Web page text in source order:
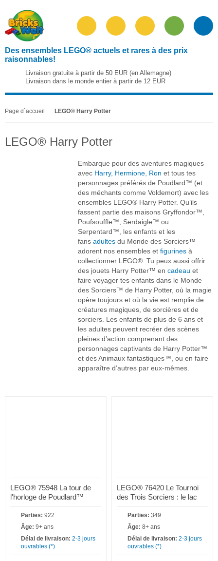
Des ensembles LEGO® actuels et rares à des prix
raisonnables!
Livraison gratuite à partir de 50 EUR (en Allemagne)
Livraison dans le monde entier à partir de 12 EUR
Page d`accueil LEGO® Harry Potter
LEGO® Harry Potter
Embarque pour des aventures magiques
avec Harry, Hermione, Ron et tous tes
personnages préférés de Poudlard™ (et
des méchants comme Voldemort) avec les
ensembles LEGO® Harry Potter. Qu’ils
fassent partie des maisons Gryffondor™,
Poufsouffle™, Serdaigle™ ou
Serpentard™, les enfants et les
fans adultes du Monde des Sorciers™
adorent nos ensembles et figurines à
collectionner LEGO®. Tu peux aussi offrir
des jouets Harry Potter™ en cadeau et
faire voyager tes enfants dans le Monde
des Sorciers™ de Harry Potter, où la magie
opère toujours et où la vie est remplie de
créatures magiques, de sorcières et de
sorciers. Les enfants de plus de 6 ans et
les adultes peuvent recréer des scènes
pleines d’action comprenant des
personnages captivants de Harry Potter™
et des Animaux fantastiques™, ou en faire
apparaître d’autres par eux-mêmes.
LEGO® 75948 La tour de
l'horloge de Poudlard™
Parties: 922
Âge: 9+ ans
Délai de livraison: 2-3 jours
ouvrables (*)
LEGO® 76420 Le Tournoi
des Trois Sorciers : le lac
Parties: 349
Âge: 8+ ans
Délai de livraison: 2-3 jours
ouvrables (*)